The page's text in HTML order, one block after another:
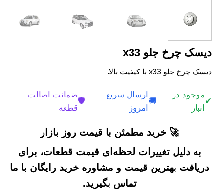
دیسک چرخ جلو x33
دیسک چرخ جلو x33 با کیفیت بالا.
✔
موجود در
انبار
🚚
ارسال سریع
امروز
🛡️
ضمانت اصالت
قطعه
🚀 خرید مطمئن با قیمت روز بازار
به دلیل تغییرات لحظه‌ای قیمت قطعات، برای
دریافت بهترین قیمت و مشاوره خرید رایگان با ما
تماس بگیرید.